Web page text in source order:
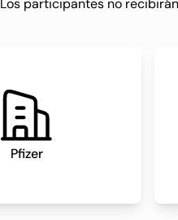
participantes no
Pfizer